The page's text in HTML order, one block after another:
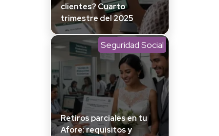
clientes? Cuarto
trimestre del 2025
Seguridad Social
Retiros parciales en tu
Afore: requisitos y